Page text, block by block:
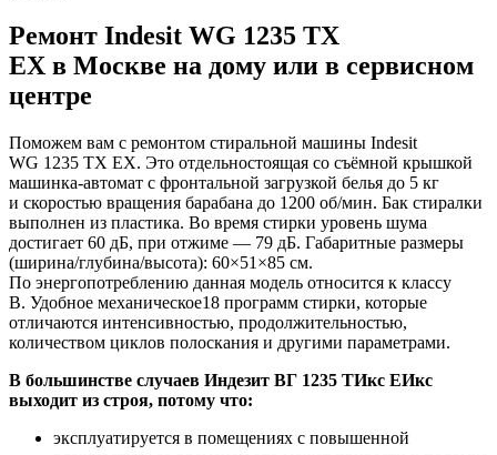
Ремонт Indesit WG 1235 TX
EX в Москве на дому или в сервисном
центре
Поможем вам с ремонтом стиральной машины Indesit
WG 1235 TX EX. Это отдельностоящая со съёмной крышкой
машинка-автомат с фронтальной загрузкой белья до 5 кг
и скоростью вращения барабана до 1200 об/мин. Бак стиралки
выполнен из пластика. Во время стирки уровень шума
достигает 60 дБ, при отжиме — 79 дБ. Габаритные размеры
(ширина/глубина/высота): 60×51×85 см.
По энергопотреблению данная модель относится к классу
B. Удобное механическое18 программ стирки, которые
отличаются интенсивностью, продолжительностью,
количеством циклов полоскания и другими параметрами.
В большинстве случаев Индезит ВГ 1235 ТИкс ЕИкс
выходит из строя, потому что:
эксплуатируется в помещениях с повышенной